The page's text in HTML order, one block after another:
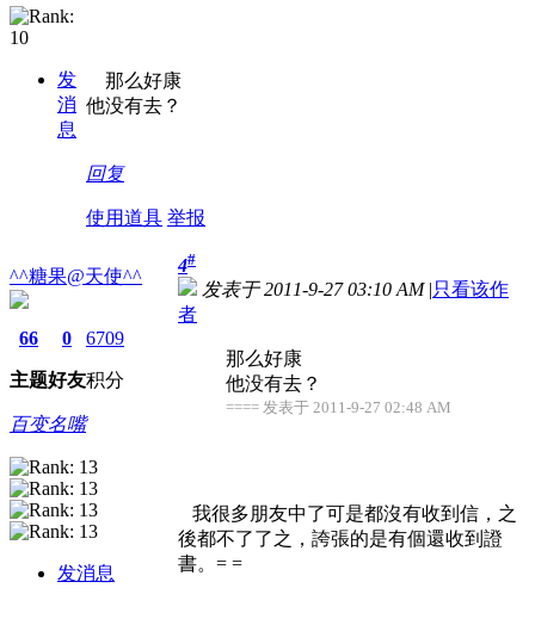
发
消
息
那么好康
他没有去？
回复
使用道具 举报
^^糖果@天使^^
66
主题
0
好友
6709
积分
百变名嘴
发消息
4#
发表于 2011-9-27 03:10 AM |只看该作
者
那么好康
他没有去？
==== 发表于 2011-9-27 02:48 AM
我很多朋友中了可是都沒有收到信，之
後都不了了之，誇張的是有個還收到證
書。= =